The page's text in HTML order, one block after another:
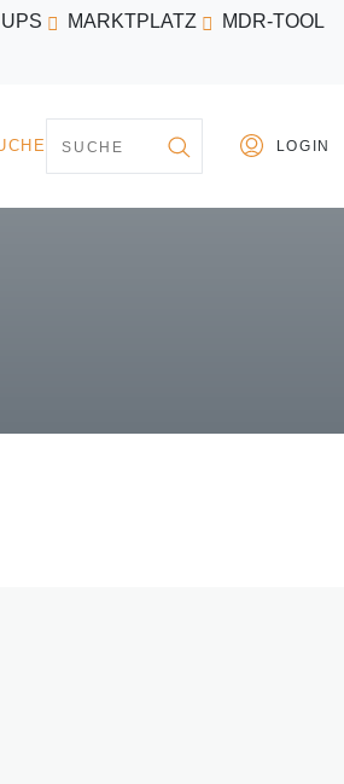
UPS MARKTPLATZ MDR-TOOL